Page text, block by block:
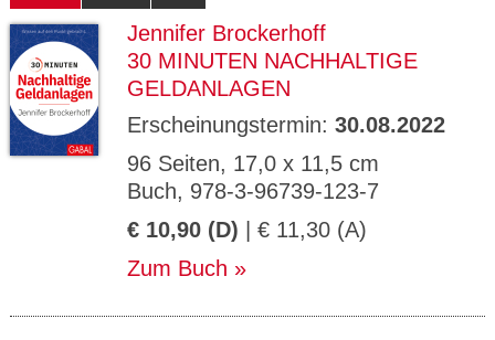
Jennifer Brockerhoff
30 MINUTEN NACHHALTIGE
GELDANLAGEN
Erscheinungstermin: 30.08.2022
96 Seiten, 17,0 x 11,5 cm
Buch, 978-3-96739-123-7
€ 10,90 (D) | € 11,30 (A)
Zum Buch